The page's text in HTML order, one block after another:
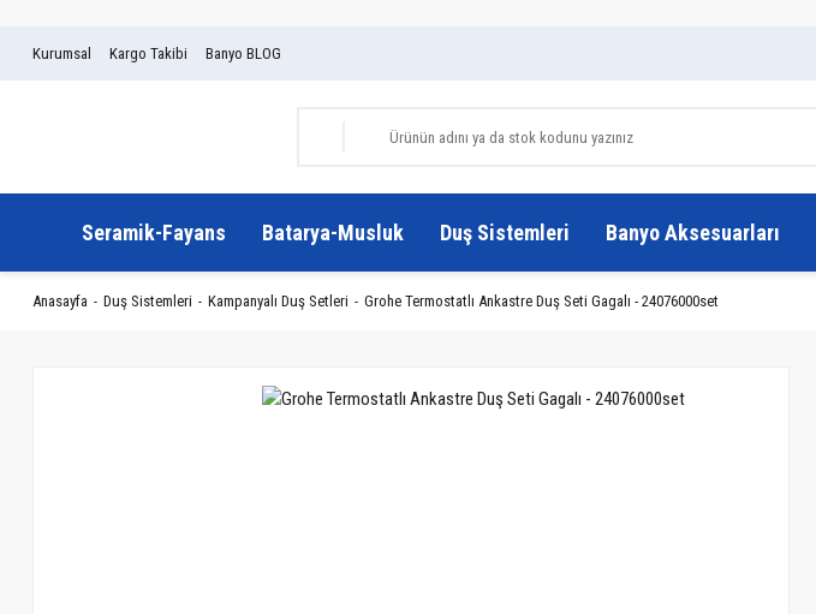
Kurumsal Kargo Takibi Banyo BLOG
Seramik-Fayans Batarya-Musluk Duş Sistemleri Banyo Aksesuarları
Anasayfa Duş Sistemleri Kampanyalı Duş Setleri Grohe Termostatlı Ankastre Duş Seti Gagalı - 24076000set